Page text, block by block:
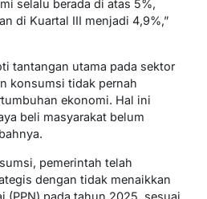
selalu berada di atas 5%,
di Kuartal III menjadi 4,9%,”
tantangan utama pada sektor
konsumsi tidak pernah
ekonomi. Hal ini
beli masyarakat belum
pemerintah telah
dengan tidak menaikkan